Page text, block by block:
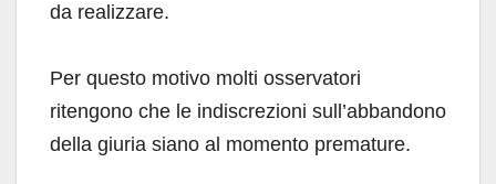
da realizzare.
Per questo motivo molti osservatori
ritengono che le indiscrezioni sull’abbandono
della giuria siano al momento premature.